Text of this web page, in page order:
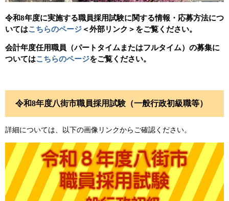
令和8年度に実施する職員採用試験に関する情報・応募方法につ
いてはこちらのページ＜外部リンク＞ をご覧ください。
会計年度任用職員（パートタイムまたはフルタイム）の募集に
ついてはこちらのページをご覧ください。
​令和8年度八街市職員採用試験（一般行政初級職等）
​詳細については、以下の画像リンクからご確認ください。